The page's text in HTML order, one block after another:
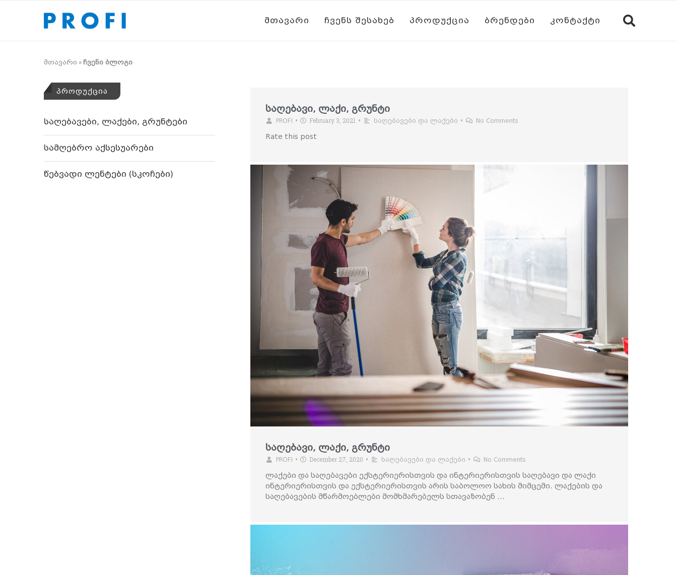
ᲛᲗᲐᲕᲐᲠᲘ ᲩᲕᲔᲜᲡ ᲨᲔᲡᲐᲮᲔᲑ ᲞᲠᲝᲓᲣᲥᲪᲘᲐ ᲑᲠᲔᲜᲓᲔᲑᲘ ᲙᲝᲜᲢᲐᲥᲢᲘ
მთავარი » ჩვენი ბლოგი
საღებავი, ლაქი, გრუნტი
PROFI • February 3, 2021 • საღებავები და ლაქები • No Comments
Rate this post
საღებავი, ლაქი, გრუნტი
PROFI • December 27, 2020 • საღებავები და ლაქები • No Comments
ლაქები და საღებავები ექსტერიერისთვის და ინტერიერისთვის საღებავი და ლაქი
ინტერიერისთვის და ექსტერიერისთვის არის საბოლოო სახის მიმცემი. ლაქების და
საღებავების მწარმოებლები მომხმარებელს სთავაზობენ …
ᲞᲠᲝᲓᲣᲥᲪᲘᲐ
საღებავები, ლაქები, გრუნტები
სამღებრო აქსესუარები
წებვადი ლენტები (სკოჩები)